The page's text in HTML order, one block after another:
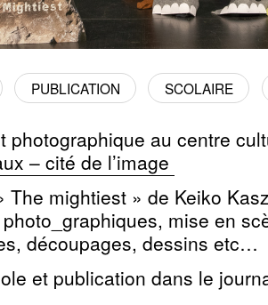
PUBLICATION SCOLAIRE
photographique au centre
– cité de l’image
The mightiest » de Keiko
mise en
découpages, dessins etc…
et publication dans le